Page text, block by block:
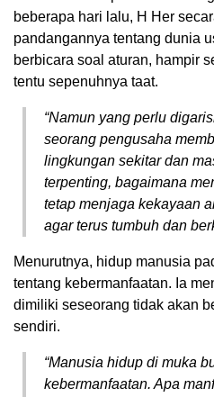
beberapa hari lalu, H Her
pandangannya tentang dunia
berbicara soal aturan, hampir
tentu sepenuhnya taat.
“Namun yang perlu
seorang pengusaha
lingkungan sekitar dan
terpenting, bagaimana
tetap menjaga kekayaan
agar terus tumbuh dan
Menurutnya, hidup manusia
tentang kebermanfaatan. Ia
dimiliki seseorang tidak akan
sendiri.
“Manusia hidup di muka
kebermanfaatan. Apa